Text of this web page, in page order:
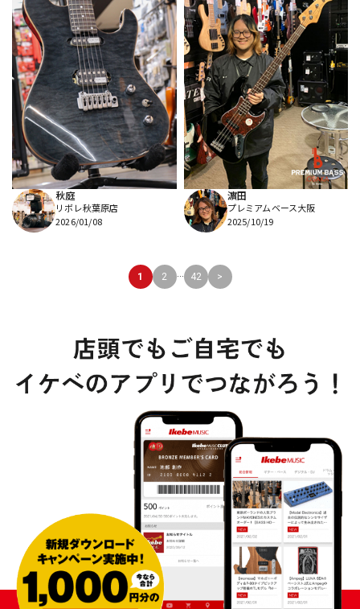
秋庭
リボレ秋葉原店
2026/01/08
濵田
プレミアムベース大阪
2025/10/19
1 2 ... 42 >